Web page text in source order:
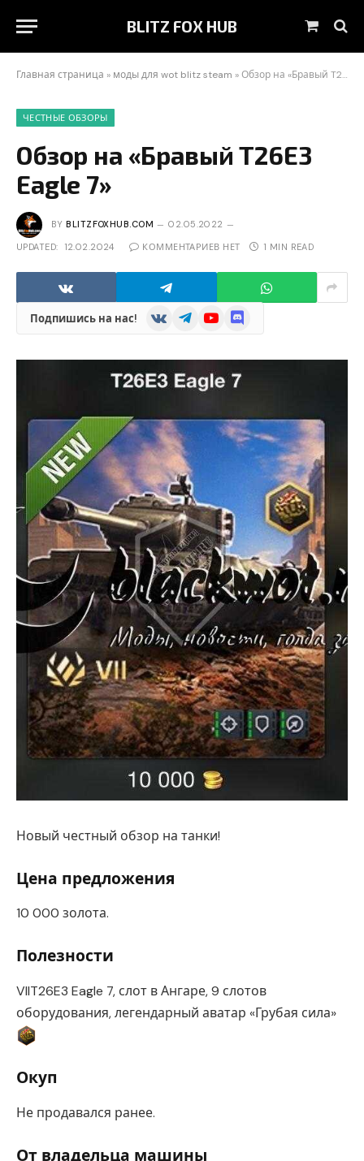
BLITZ FOX HUB
Cart
Главная страница » моды для wot blitz steam »Обзор на «Бравый T26E3 Eagle 7»
ЧЕСТНЫЕ ОБЗОРЫ
Обзор на «Бравый T26E3
Eagle 7»
BY BLITZFOXHUB.COM 02.05.2022
UPDATED: 12.02.2024 КОММЕНТАРИЕВ НЕТ 1 MIN READ
Подпишись на нас! VKontakteTelegramYouTubeDiscord
Новый честный обзор на танки!
Цена предложения
10 000 золота.
Полезности
VIIT26E3 Eagle 7, слот в Ангаре, 9 слотов
оборудования, легендарный аватар «Грубая сила»
Окуп
Не продавался ранее.
От владельца машины